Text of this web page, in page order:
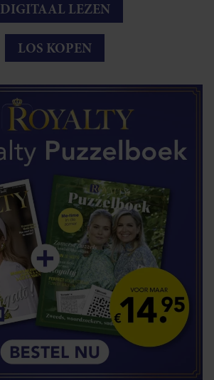
DIGITAAL LEZEN
LOS KOPEN